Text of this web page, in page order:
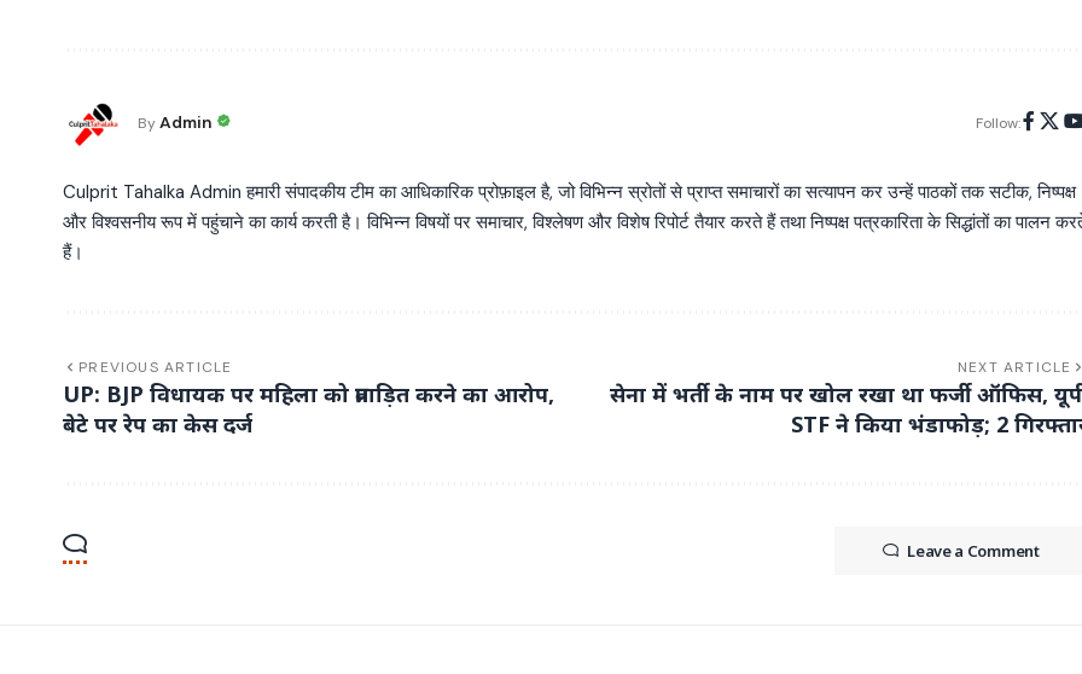
ByAdmin Follow:
Culprit Tahalka Admin हमारी संपादकीय टीम का आधिकारिक प्रोफ़ाइल है, जो विभिन्न स्रोतों से प्राप्त समाचारों का सत्यापन कर उन्हें पाठकों तक सटीक, निष्पक्ष
और विश्वसनीय रूप में पहुंचाने का कार्य करती है। विभिन्न विषयों पर समाचार, विश्लेषण और विशेष रिपोर्ट तैयार करते हैं तथा निष्पक्ष पत्रकारिता के सिद्धांतों का पालन
हैं।
PREVIOUS ARTICLE
UP: BJP विधायक पर महिला को प्रताड़ित करने का आरोप,
बेटे पर रेप का केस दर्ज
NEXT ARTICLE
सेना में भर्ती के नाम पर खोल रखा था फर्जी ऑफिस,
STF ने किया भंडाफोड़; 2
Leave a Comment